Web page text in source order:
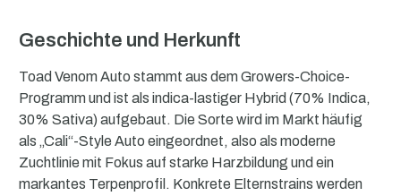
Geschichte und Herkunft
Toad Venom Auto stammt aus dem Growers-Choice-
Programm und ist als indica-lastiger Hybrid (70% Indica,
30% Sativa) aufgebaut. Die Sorte wird im Markt häufig
als „Cali“-Style Auto eingeordnet, also als moderne
Zuchtlinie mit Fokus auf starke Harzbildung und ein
markantes Terpenprofil. Konkrete Elternstrains werden